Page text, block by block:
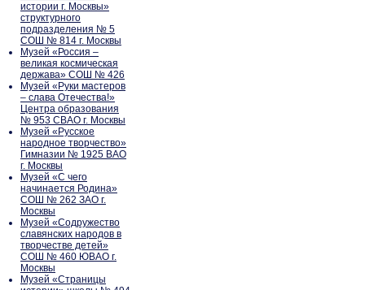
истории г. Москвы»
структурного
подразделения № 5
СОШ № 814 г. Москвы
Музей «Россия –
великая космическая
держава» СОШ № 426
Музей «Руки мастеров
– слава Отечества!»
Центра образования
№ 953 СВАО г. Москвы
Музей «Русское
народное творчество»
Гимназии № 1925 ВАО
г. Москвы
Музей «С чего
начинается Родина»
СОШ № 262 ЗАО г.
Москвы
Музей «Содружество
славянских народов в
творчестве детей»
СОШ № 460 ЮВАО г.
Москвы
Музей «Страницы